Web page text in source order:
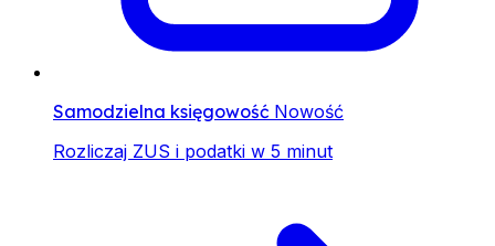
Samodzielna księgowość Nowość
Rozliczaj ZUS i podatki w 5 minut